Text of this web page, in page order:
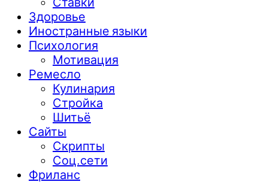
Здоровье
Иностранные языки
Психология
Мотивация
Ремесло
Кулинария
Стройка
Шитьё
Сайты
Скрипты
Соц.сети
Фриланс